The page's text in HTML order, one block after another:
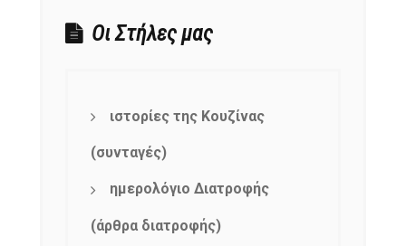
Οι Στήλες μας
ιστορίες της Κουζίνας
(συνταγές)
ημερολόγιο Διατροφής
(άρθρα διατροφής)